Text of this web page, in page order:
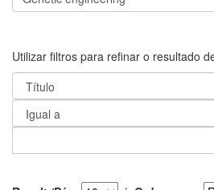
Utilizar filtros para refinar o resultado